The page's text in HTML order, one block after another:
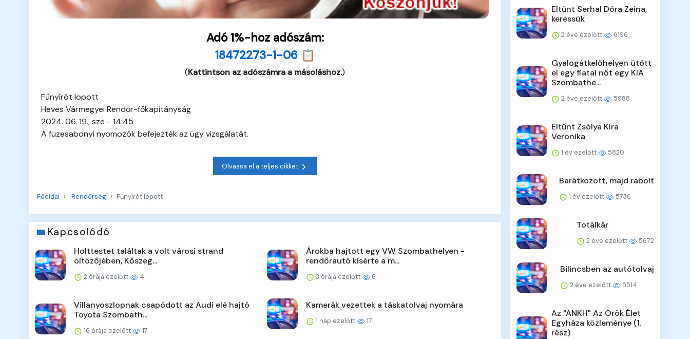
Adó 1%-hoz adószám:
18472273-1-06 📋
(Kattintson az adószámra a másoláshoz.)
Fűnyírót lopott
Heves Vármegyei Rendőr-főkapitányság
2024. 06. 19., sze - 14:45
A füzesabonyi nyomozók befejezték az ügy vizsgálatát.
Olvassa el a teljes cikket
Főoldal Rendőrség Fűnyírót lopott
Kapcsolódó
Holttestet találtak a volt városi strand
öltözőjében, Kőszeg...
2 órája ezelőtt 4
Árokba hajtott egy VW Szombathelyen -
rendőrautó kísérte a m...
3 órája ezelőtt 6
Villanyoszlopnak csapódott az Audi elé hajtó
Toyota Szombath...
16 órája ezelőtt 17
Kamerák vezettek a táskatolvaj nyomára
1 nap ezelőtt 17
Eltűnt Serhal Dóra Zeina,
keressük
2 éve ezelőtt 6196
Gyalogátkelőhelyen ütött
el egy fiatal nőt egy KIA
Szombathe...
2 éve ezelőtt 5988
Eltűnt Zsólya Kíra
Veronika
1 év ezelőtt 5820
Barátkozott, majd rabolt
1 év ezelőtt 5736
Totálkár
2 éve ezelőtt 5672
Bilincsben az autótolvaj
2 éve ezelőtt 5514
Az "ANKH" Az Örök Élet
Egyháza közleménye (1.
rész)